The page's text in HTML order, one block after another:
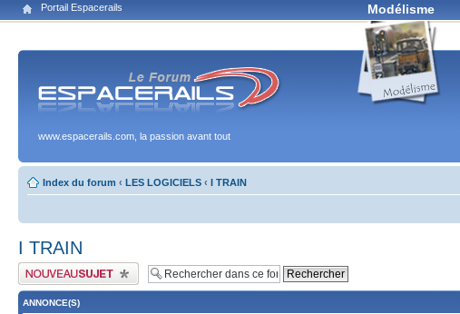
Portail Espacerails Modélisme
www.espacerails.com, la passion avant tout
Index du forum ‹ LES LOGICIELS ‹ I TRAIN
I TRAIN
Publier un nouveau sujet
ANNONCE(S)